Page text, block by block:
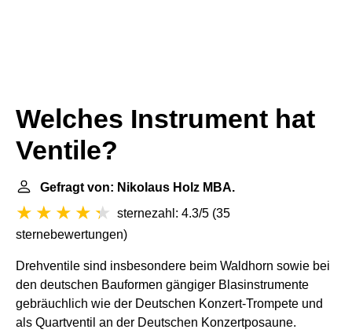
Welches Instrument hat
Ventile?
Gefragt von: Nikolaus Holz MBA.
sternezahl: 4.3/5 (35
sternebewertungen)
Drehventile sind insbesondere beim Waldhorn sowie bei
den deutschen Bauformen gängiger Blasinstrumente
gebräuchlich wie der Deutschen Konzert-Trompete und
als Quartventil an der Deutschen Konzertposaune.